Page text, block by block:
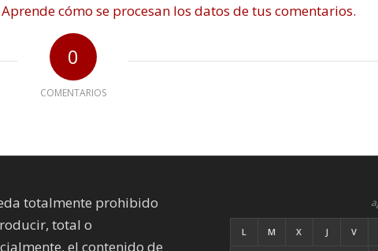
Aprende cómo se procesan los datos de tus comentarios.
0
COMENTARIOS
totalmente prohibido
total o
el contenido de
L M X J V